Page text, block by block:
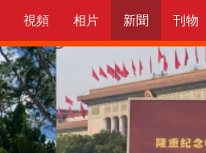
視頻 相片 新聞 刊物